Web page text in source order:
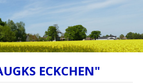
ECKCHEN"